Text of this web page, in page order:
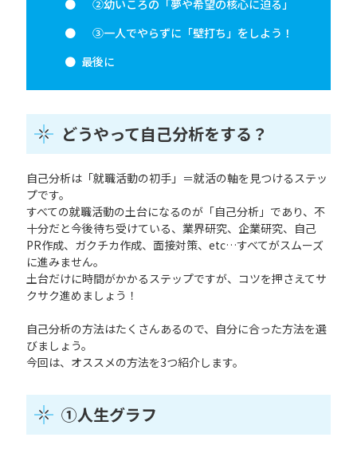
②幼いころの「夢や希望の核心に迫る」
③一人でやらずに「壁打ち」をしよう！
最後に
どうやって自己分析をする？
自己分析は「就職活動の初手」＝就活の軸を見つけるステッ
プです。
すべての就職活動の土台になるのが「自己分析」であり、不
十分だと今後待ち受けている、業界研究、企業研究、自己
PR作成、ガクチカ作成、面接対策、etc…すべてがスムーズ
に進みません。
土台だけに時間がかかるステップですが、コツを押さえてサ
クサク進めましょう！
自己分析の方法はたくさんあるので、自分に合った方法を選
びましょう。
今回は、オススメの方法を3つ紹介します。
①人生グラフ